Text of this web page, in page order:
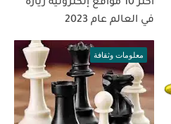
أكثر 10 مواقع إلكترونية زيارةً
في العالم عام 2023
معلومات وثقافة